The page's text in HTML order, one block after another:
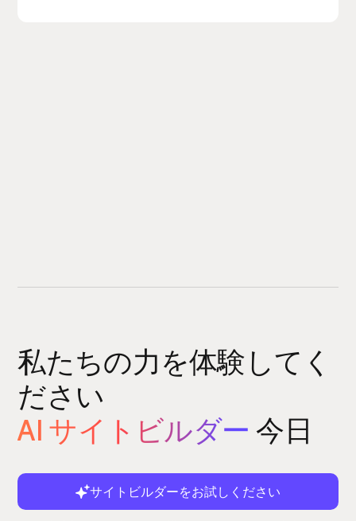
私たちの力を体験してく
ださい
AI サイトビルダー 今日
サイトビルダーをお試しください